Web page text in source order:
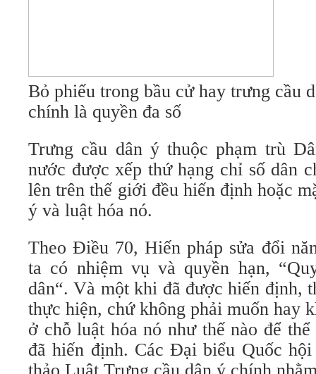
Bỏ phiếu trong bầu cử hay trưng cầu
chính là quyền đa số
Trưng cầu dân ý thuộc phạm trù
nước được xếp thứ hạng chỉ số dân
lên trên thế giới đều hiến định hoặc
ý và luật hóa nó.
Theo Điều 70, Hiến pháp sửa đổi
ta có nhiệm vụ và quyền hạn,
dân“. Và một khi đã được hiến định,
thực hiện, chứ không phải muốn hay
ở chỗ luật hóa nó như thế nào để
đã hiến định. Các Đại biểu Quốc